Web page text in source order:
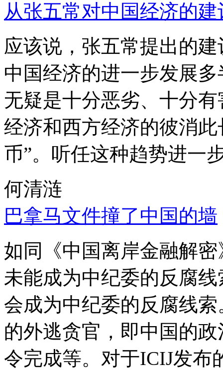
从张五常对中国经济的
应该说，张五常提出的
中国经济的进一步发展
无疑是十分恶劣、十分
经济和西方经济的彼消
币”。听任这种趋势进一
何清涟
巴拿马文件撞了中国的墙
如同《中国离岸金融解
未能成为中纪委的反腐
会成为中纪委的反腐线
的外逃贪官，即中国的
令完成等。对于ICIJ发布